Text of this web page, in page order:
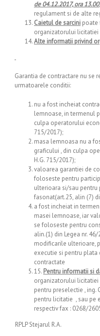
de 04.12.2017, ora 13.00
regulament si de alte
Caietul de sarcini poate
organizatorului licitatiei
Alte informatii privind
Garantia de contractare nu se
urmatoarele conditii:
nu a fost incheiat
lemnoase, in termenul
culpa operatorului
715/2017);
masa lemnoasa nu a
graficului , din culpa
H.G. 715/2017);
valoarea garantiei de
foloseste pentru
ulterioara si/sau
fasonat(art.25, alin (7)
a fost incheiat in
masei lemnoase, iar
se foloseste pentru
alin.(1) din Legea nr.
modificarile ulterioare,
executie si pentru
contractate
15. Pentru informatii si
organizatorului licitatiei
pentru preselectie , ing.
pentru licitatie , sau pe
respectiv fax : 0268/
RPLP Stejarul R.A.